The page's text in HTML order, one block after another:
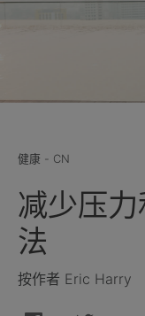
健康 - CN
减少压
法
按作者 Eric Harry